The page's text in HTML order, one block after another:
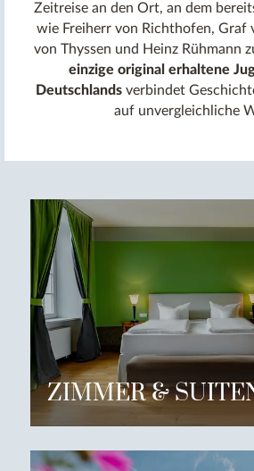
Zeitreise an den Ort, an dem
wie Freiherr von Richthofen, Graf
von Thyssen und Heinz Rühmann
einzige original erhaltene
Deutschlandsverbindet
auf unvergleichliche
ZIMMER &